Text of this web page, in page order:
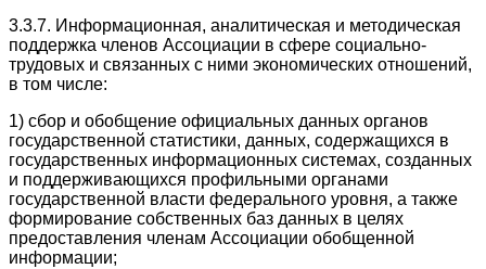
3.3.7. Информационная, аналитическая и методическая
поддержка членов Ассоциации в сфере социально-
трудовых и связанных с ними экономических отношений,
в том числе:
1) сбор и обобщение официальных данных органов
государственной статистики, данных, содержащихся в
государственных информационных системах, созданных
и поддерживающихся профильными органами
государственной власти федерального уровня, а также
формирование собственных баз данных в целях
предоставления членам Ассоциации обобщенной
информации;